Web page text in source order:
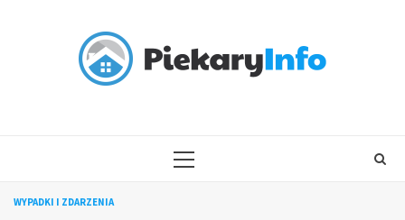
PRIMARY
WYPADKI I ZDARZENIA